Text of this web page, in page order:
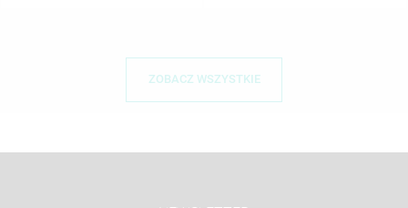
ZOBACZ WSZYSTKIE